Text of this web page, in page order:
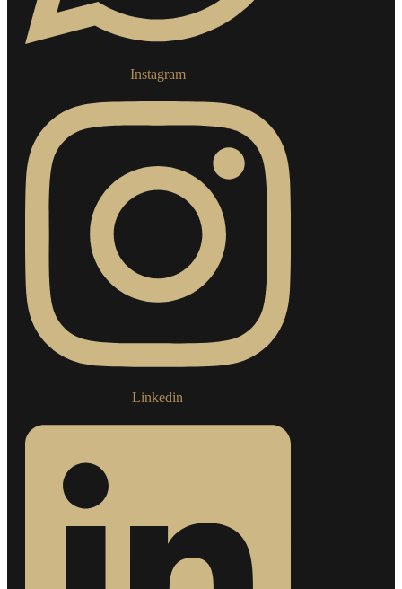
Instagram
Linkedin